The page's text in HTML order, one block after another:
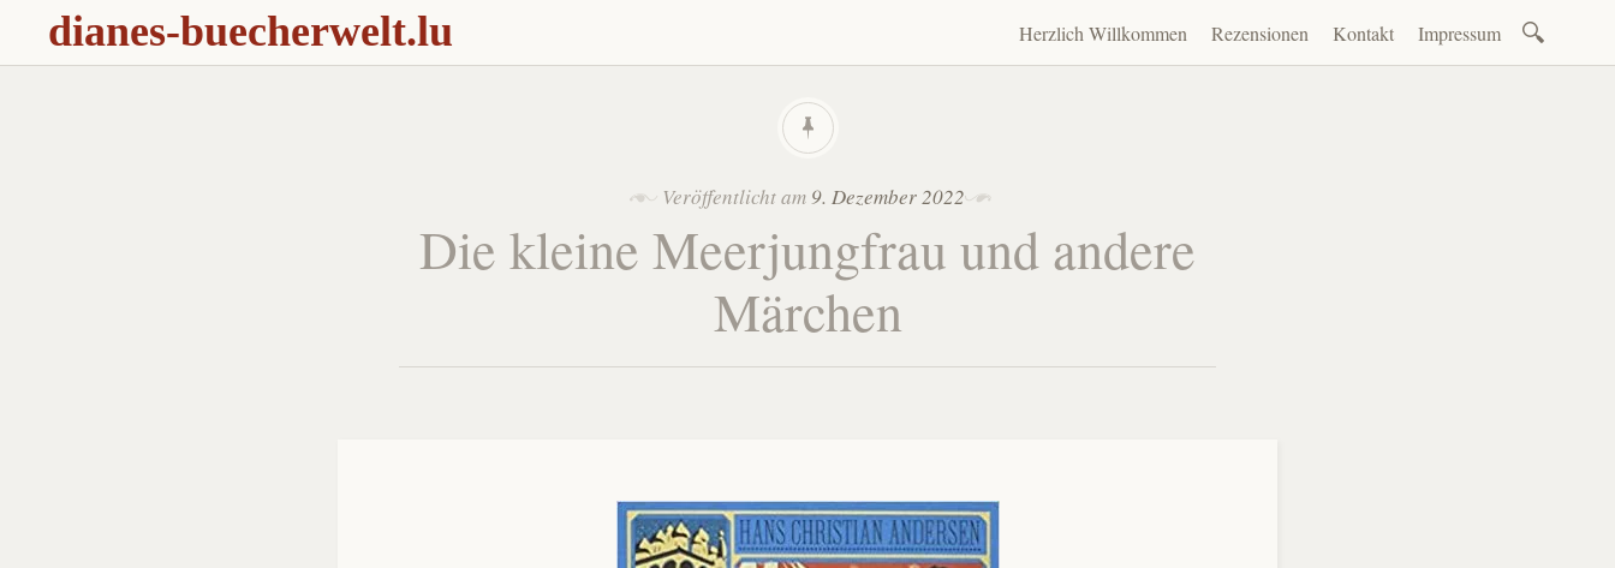
dianes-buecherwelt.lu
Zum
Inhalt
Herzlich Willkommen Rezensionen Kontakt Impressum
nach:
Veröffentlicht am 9. Dezember 2022
Die kleine Meerjungfrau und andere
Märchen